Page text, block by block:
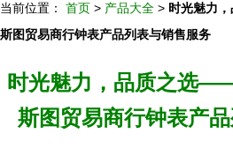
当前位置： 首页 > 产品大全 > 时光魅力
斯图贸易商行钟表产品列表与销售服务
时光魅力，品质之选
斯图贸易商行钟表产